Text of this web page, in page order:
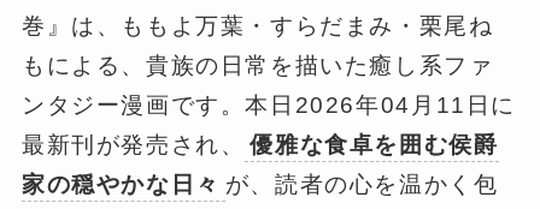
巻』は、ももよ万葉・すらだまみ・栗尾ね
もによる、貴族の日常を描いた癒し系ファ
ンタジー漫画です。本日2026年04月11日に
最新刊が発売され、
優雅な食卓を囲む侯爵
家の穏やかな日々 が、読者の心を温かく包